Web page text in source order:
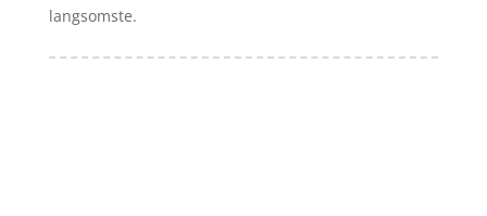
langsomste.